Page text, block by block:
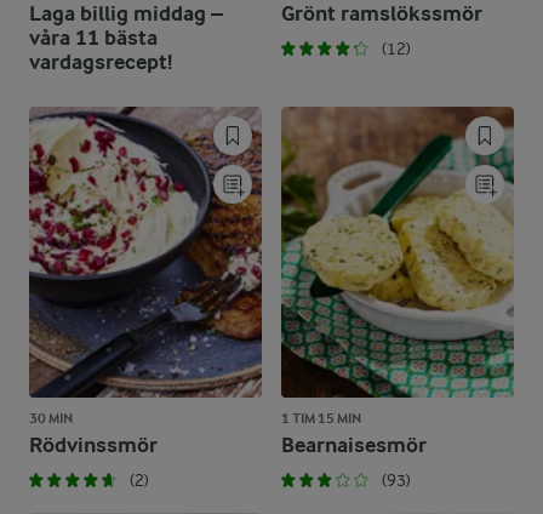
Laga billig middag –
våra 11 bästa
vardagsrecept!
Grönt ramslökssmör
(12)
30 MIN
Rödvinssmör
(2)
1 TIM 15 MIN
Bearnaisesmör
(93)